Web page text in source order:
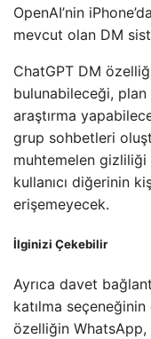
OpenAI’nin
mevcut olan DM
ChatGPT DM
bulunabileceği,
araştırma
grup sohbetleri
muhtemelen
kullanıcı diğerinin
erişemeyecek.
İlginizi Çekebilir
Ayrıca davet
katılma
özelliğin